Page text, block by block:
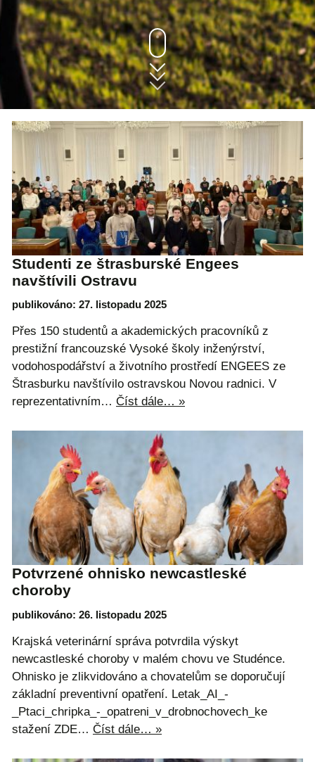
Studenti ze štrasburské Engees
navštívili Ostravu
publikováno: 27. listopadu 2025
Přes 150 studentů a akademických pracovníků z
prestižní francouzské Vysoké školy inženýrství,
vodohospodářství a životního prostředí ENGEES ze
Štrasburku navštívilo ostravskou Novou radnici. V
reprezentativním… Číst dále… »
Potvrzené ohnisko newcastleské
choroby
publikováno: 26. listopadu 2025
Krajská veterinární správa potvrdila výskyt
newcastleské choroby v malém chovu ve Studénce.
Ohnisko je zlikvidováno a chovatelům se doporučují
základní preventivní opatření. Letak_AI_-
_Ptaci_chripka_-_opatreni_v_drobnochovech_ke
stažení ZDE… Číst dále… »